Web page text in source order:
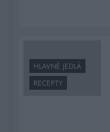
HLAVNÉ JEDLÁ
RECEPTY